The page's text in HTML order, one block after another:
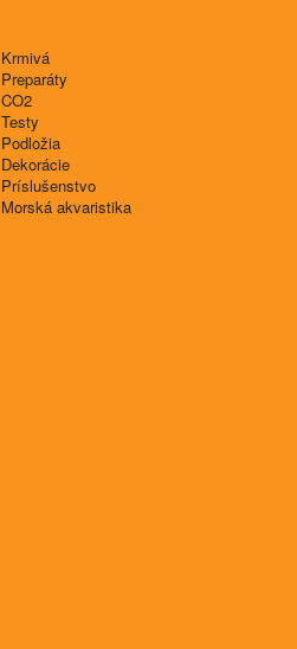
Krmivá
Preparáty
CO2
Testy
Podložia
Dekorácie
Príslušenstvo
Morská akvaristika